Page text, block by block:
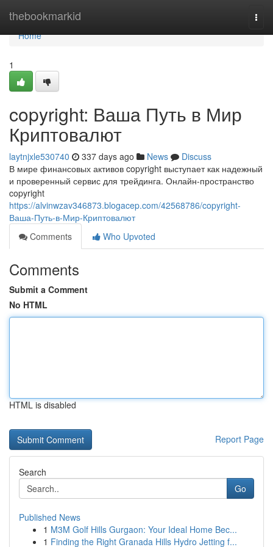
thebookmarkid
Home
Home
1
copyright: Ваша Путь в Мир
Криптовалют
laytnjxle530740 337 days ago News
Discuss
В мире финансовых активов copyright выступает как надежный
и проверенный сервис для трейдинга. Онлайн-пространство
copyright
https://alvinwzav346873.blogacep.com/42568786/copyright-
Ваша-Путь-в-Мир-Криптовалют
Comments
Who Upvoted
Comments
Submit a Comment
No HTML
HTML is disabled
Report Page
Search
Go
Published News
1 M3M Golf Hills Gurgaon: Your Ideal Home Bec...
1 Finding the Right Granada Hills Hydro Jetting f...